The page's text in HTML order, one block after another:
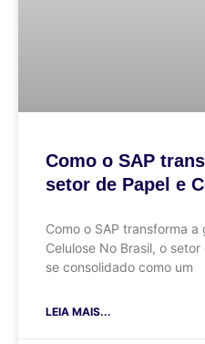
Como o SAP
setor de Papel e
Como o SAP transforma
Celulose No Brasil, o
se consolidado como um
LEIA MAIS...